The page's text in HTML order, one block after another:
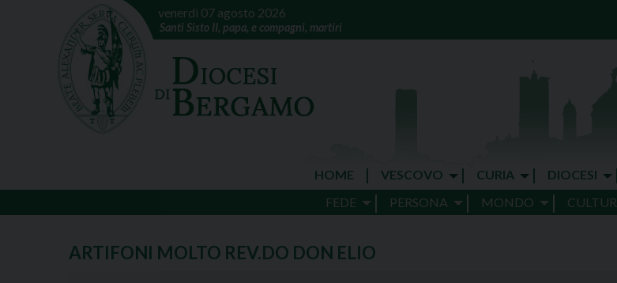
venerdì 07 agosto 2026
Santi Sisto II, papa, e compagni, martiri
HOME VESCOVO CURIA DIOCESI
FEDE
PERSONA MONDO
ARTIFONI MOLTO REV.DO DON ELIO